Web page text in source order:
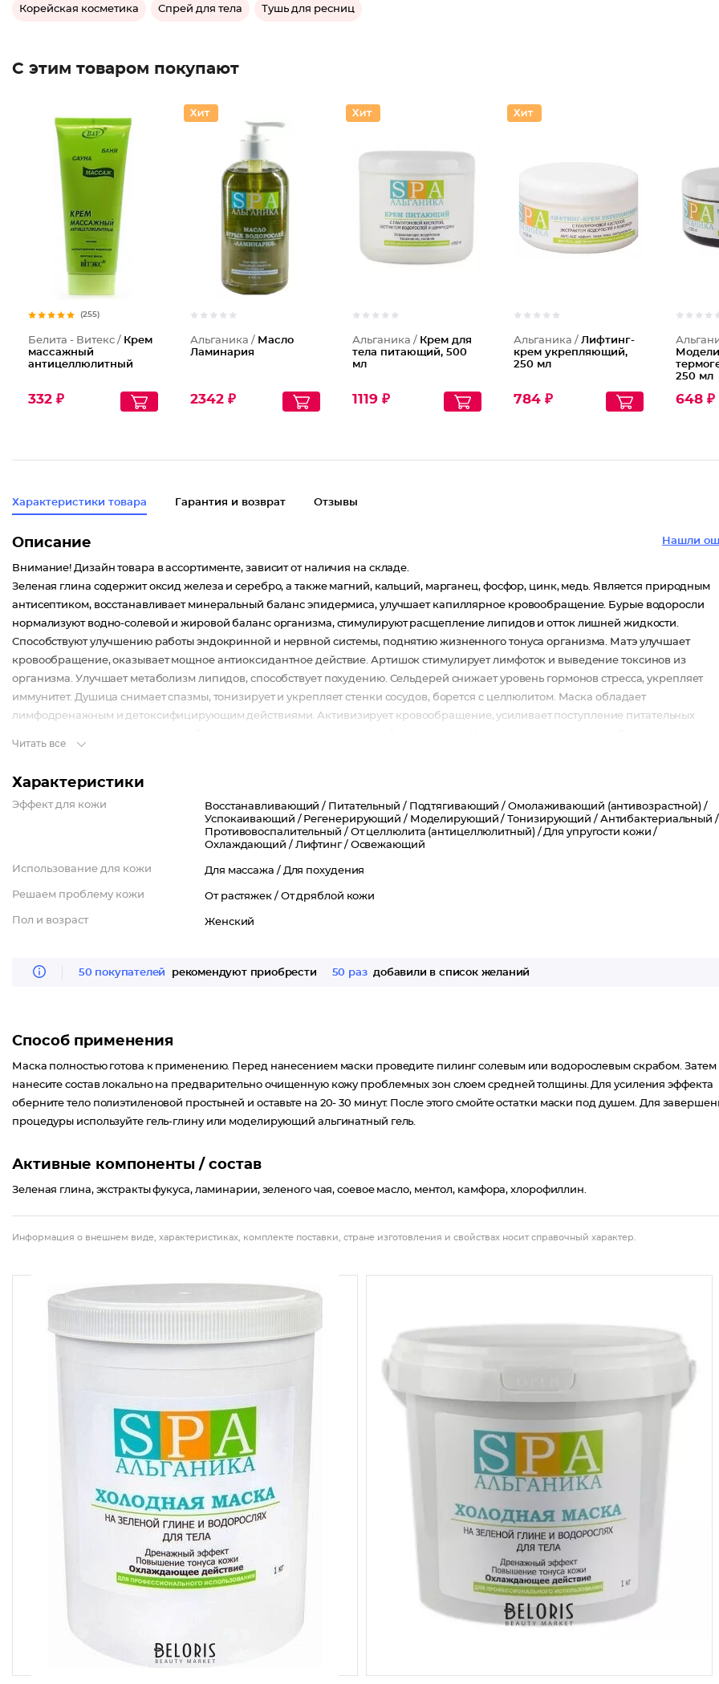
Корейская косметика Спрей для тела Тушь для ресниц
С этим товаром покупают
(255)
Белита - Витекс / Крем
массажный
антицеллюлитный
332 ₽
Альганика / Масло
Ламинария
2342 ₽
Альганика / Крем для
тела питающий, 500
мл
1119 ₽
Альганика /Лифтинг-
крем укрепляющий,
250 мл
784 ₽
250 мл
648 ₽
Характеристики товара Гарантия и возврат Отзывы
Нашли
Описание
Внимание! Дизайн товара в ассортименте, зависит от наличия на складе.
Зеленая глина содержит оксид железа и серебро, а также магний, кальций, марганец, фосфор, цинк, медь. Является природным
антисептиком, восстанавливает минеральный баланс эпидермиса, улучшает капиллярное кровообращение. Бурые водоросли
нормализуют водно-солевой и жировой баланс организма, стимулируют расщепление липидов и отток лишней жидкости.
Способствуют улучшению работы эндокринной и нервной системы, поднятию жизненного тонуса организма. Матэ улучшает
кровообращение, оказывает мощное антиоксидантное действие. Артишок стимулирует лимфоток и выведение токсинов из
организма. Улучшает метаболизм липидов, способствует похудению. Сельдерей снижает уровень гормонов стресса, укрепляет
иммунитет. Душица снимает спазмы, тонизирует и укрепляет стенки сосудов, борется с целлюлитом. Маска обладает
лимфодренажным и детоксифицирующим действиями. Активизирует кровообращение, усиливает поступление питательных
Читать все
Характеристики
Эффект для кожи Восстанавливающий / Питательный / Подтягивающий /Омолаживающий (антивозрастной) /
Успокаивающий / Регенерирующий / Моделирующий /Тонизирующий / Антибактериальный /
Противовоспалительный / От целлюлита (антицеллюлитный) /Для упругости кожи /
Охлаждающий / Лифтинг / Освежающий
Использование для кожи Для массажа / Для похудения
Решаем проблему кожи От растяжек / От дряблой кожи
Пол и возраст Женский
50 покупателей рекомендуют приобрести 50 раз добавили в список желаний
Способ применения
Маска полностью готова к применению. Перед нанесением маски проведите пилинг солевым или водорослевым скрабом. Затем
нанесите состав локально на предварительно очищенную кожу проблемных зон слоем средней толщины. Для усиления эффекта
оберните тело полиэтиленовой простыней и оставьте на 20- 30 минут. После этого смойте остатки маски под душем. Для
процедуры используйте гель-глину или моделирующий альгинатный гель.
Активные компоненты / состав
Зеленая глина, экстракты фукуса, ламинарии, зеленого чая, соевое масло, ментол, камфора, хлорофиллин.
Информация о внешнем виде, характеристиках, комплекте поставки, стране изготовления и свойствах носит справочный характер.